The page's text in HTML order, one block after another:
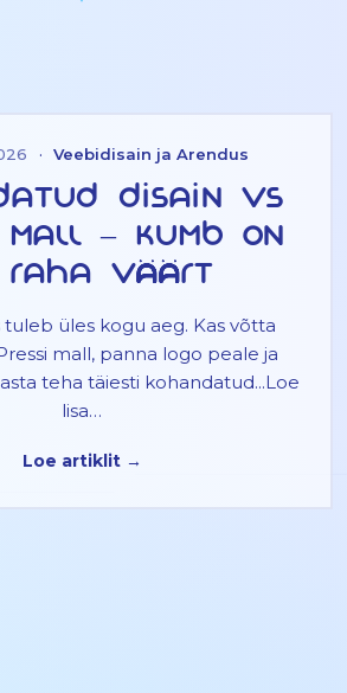
· Veebidisain ja Arendus
disain vs
– kumb on
raha väärt
tuleb üles kogu aeg. Kas võtta
mall, panna logo peale ja
teha täiesti kohandatud...Loe
lisa…
Loe artiklit →